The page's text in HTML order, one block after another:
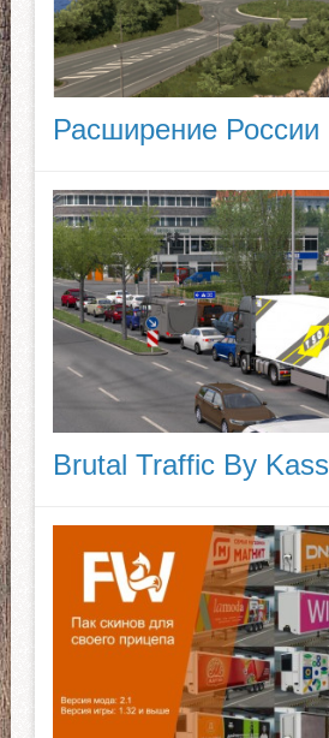
Расширение России
Brutal Traffic By Kass